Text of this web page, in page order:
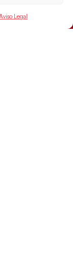
Legalde